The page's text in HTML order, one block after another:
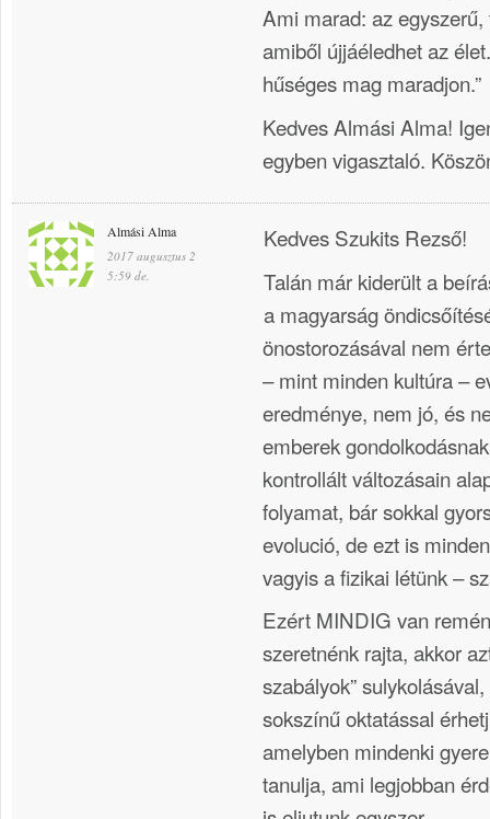
Ami marad: az
amiből újjáéledhet az
hűséges mag maradjon.”
Kedves Almási Alma!
egyben vigasztaló.
Almási Alma
2017 augusztus 2
5:59 de.
Kedves Szukits Rezső!
Talán már kiderült a
a magyarság
önostorozásával nem
– mint minden kultúra –
eredménye, nem jó, és
emberek
kontrollált változásain
folyamat, bár sokkal
evolució, de ezt is
vagyis a fizikai létünk –
Ezért MINDIG van
szeretnénk rajta, akkor
szabályok”
sokszínű oktatással
amelyben mindenki
tanulja, ami legjobban